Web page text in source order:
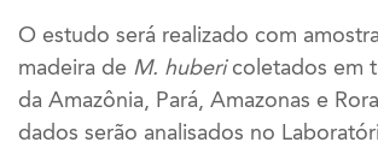
O estudo será realizado com
madeira de M. hubericoletados em
da Amazônia, Pará, Amazonas e
dados serão analisados no